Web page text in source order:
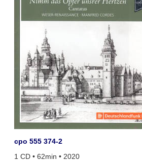
cpo 555 374-2
1 CD • 62min • 2020